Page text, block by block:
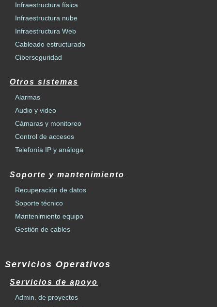
Infraestructura física
Infraestructura nube
Infraestructura Web
Cableado estructurado
Ciberseguridad
Otros sistemas
Alarmas
Audio y video
Cámaras y monitoreo
Control de accesos
Telefonía IP y análoga
Soporte y mantenimiento
Recuperación de datos
Soporte técnico
Mantenimiento equipo
Gestión de cables
Servicios Operativos
Servicios de apoyo
Admin. de proyectos